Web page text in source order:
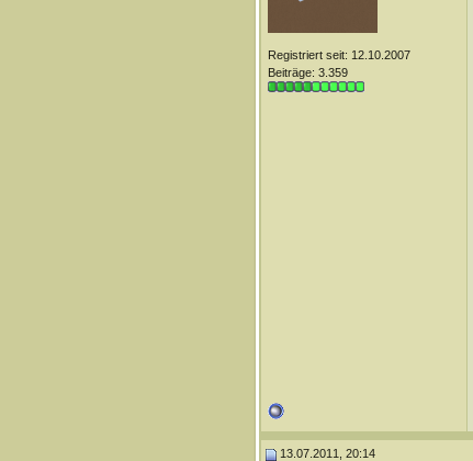
Registriert seit: 12.10.2007
Beiträge: 3.359
13.07.2011, 20:14